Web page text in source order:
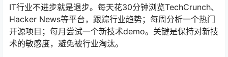
IT行业不进步就是退步。每天花30分钟浏览TechCrunch、
Hacker News等平台，跟踪行业趋势；每周分析一个热门
开源项目；每月尝试一个新技术demo。关键是保持对新技
术的敏感度，避免被行业淘汰。